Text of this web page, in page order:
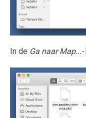
In de Ga naar Map...-